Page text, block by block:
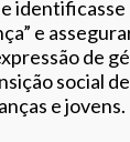
identificasse
e
de
social de
e jovens.